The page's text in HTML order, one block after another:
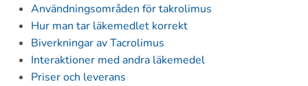
Användningsområden för takrolimus
Hur man tar läkemedlet korrekt
Biverkningar av Tacrolimus
Interaktioner med andra läkemedel
Priser och leverans